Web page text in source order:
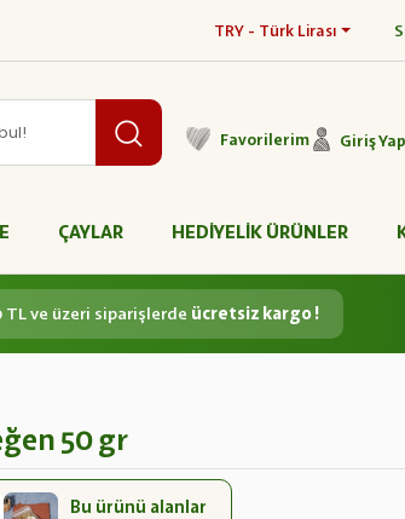
TRY - Türk Lirası
Favorilerim Giriş Yap
ÇAYLAR HEDİYELİK ÜRÜNLER
ve üzeri siparişlerde ücretsiz kargo !
50 gr
Bu ürünü alanlar